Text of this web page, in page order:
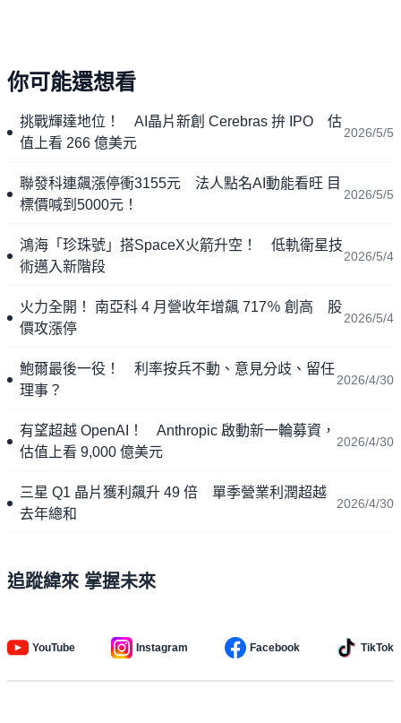
你可能還想看
挑戰輝達地位！ AI晶片新創 Cerebras 拚 IPO 估
值上看 266 億美元
2026/5/5
聯發科連飆漲停衝3155元 法人點名AI動能看旺 目
標價喊到5000元！
2026/5/5
鴻海「珍珠號」搭SpaceX火箭升空！ 低軌衛星技
術邁入新階段
2026/5/4
火力全開！ 南亞科 4 月營收年增飆 717％ 創高 股
價攻漲停
2026/5/4
鮑爾最後一役！ 利率按兵不動、意見分歧、留任
理事？
2026/4/30
有望超越 OpenAI！ Anthropic 啟動新一輪募資，
估值上看 9,000 億美元
2026/4/30
三星 Q1 晶片獲利飆升 49 倍 單季營業利潤超越
去年總和
2026/4/30
追蹤緯來 掌握未來
YouTube Instagram Facebook TikTok